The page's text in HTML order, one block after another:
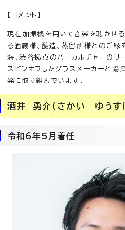
【コメント】
現在加振機を用いて音楽を聴かせ
る酒蔵様、醸造、蒸留所様とのご縁
海、渋谷拠点のバーカルチャーのリ
スピンオフしたグラスメーカーと協
発に取り組んでいます。
酒井 勇介（さかい ゆうす
令和6年5月着任